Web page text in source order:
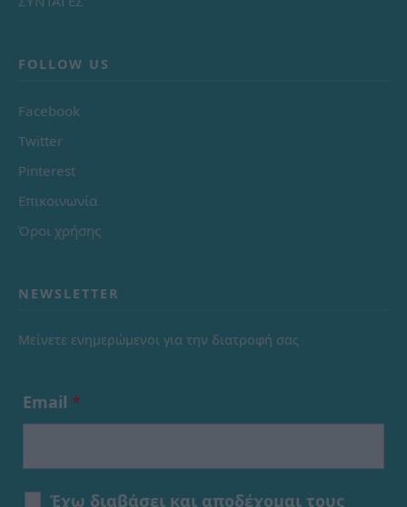
FOLLOW US
Facebook
Twitter
Pinterest
Επικοινωνία
Όροι χρήσης
NEWSLETTER
Μείνετε ενημερώμενοι για την διατροφή σας
Email *
Έχω διαβάσει και αποδέχομαι τους